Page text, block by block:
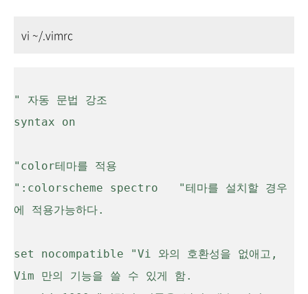
vi ~/.vimrc
" 자동 문법 강조
syntax on
"color테마를 적용
":colorscheme spectro   "테마를 설치할 경우
에 적용가능하다.
set nocompatible "Vi 와의 호환성을 없애고,
Vim 만의 기능을 쓸 수 있게 함.